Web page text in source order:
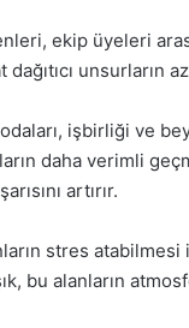
ekip üyeleri
unsurların
işbirliği ve
daha verimli
artırır.
stres atabilmesi
bu alanların